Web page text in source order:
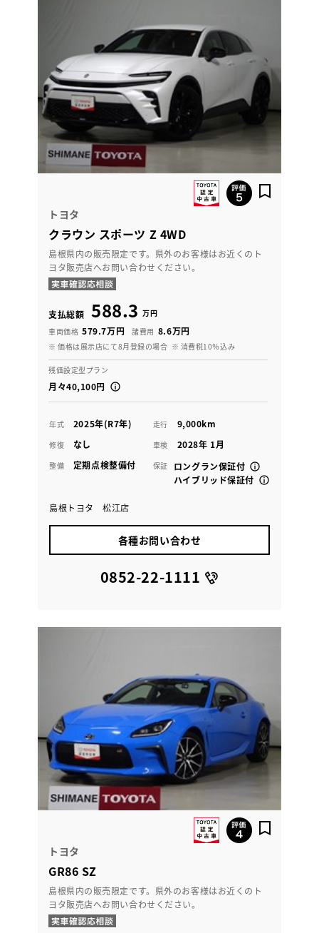
トヨタ
クラウン スポーツ Z 4WD
島根県内の販売限定です。県外のお客様はお近くのト
ヨタ販売店へお問い合わせください。
支払総額 588.3 万円
車両価格 579.7万円 諸費用 8.6万円
※ 価格は展示店にて8月登録の場合 ※ 消費税10％込み
残価設定型プラン
月々40,100円
年式 2025年(R7年) 走行 9,000km
修復 なし 車検 2028年 1月
整備 定期点検整備付 保証
ロングラン保証付
ハイブリッド保証付
島根トヨタ 松江店
各種お問い合わせ
0852-22-1111
トヨタ
GR86 SZ
島根県内の販売限定です。県外のお客様はお近くのト
ヨタ販売店へお問い合わせください。